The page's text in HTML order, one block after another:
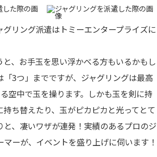
グリング派遣はトミーエンタープライズに
と、お手玉を思い浮かべる方もいるかもし
「3つ」までですが、ジャグリングは最高
る空中で玉を操ります。しかも玉を剣に持
持ち替えたり、玉がピカピカと光ってとて
、凄いワザが連発！ 実績のあるプロのジ
マーが、イベントを盛り上げに伺います！